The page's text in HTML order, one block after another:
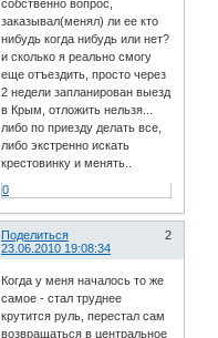
собственно вопрос,
заказывал(менял) ли ее кто
нибудь когда нибудь или нет?
и сколько я реально смогу
еще отъездить, просто через
2 недели запланирован выезд
в Крым, отложить нельзя...
либо по приезду делать все,
либо экстренно искать
крестовинку и менять..
0
Поделиться
2
23.06.2010 19:08:34
Когда у меня началось то же
самое - стал труднее
крутится руль, перестал сам
возвращаться в центральное